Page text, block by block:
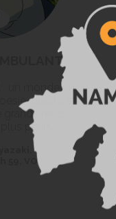
: un monde en
guerre et
rêves
petits.
59, VO.